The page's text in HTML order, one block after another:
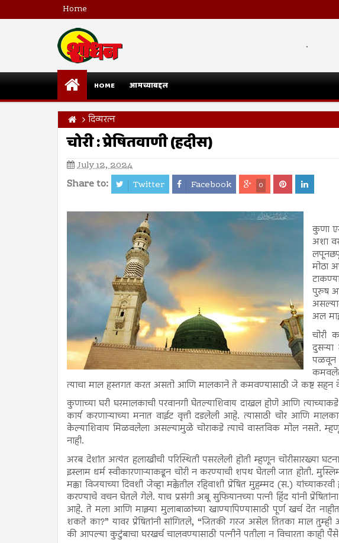
Home
.
HOME आमच्याबद्दल
दिव्यरत्न
चोरी : प्रेषितवाणी (हदीस)
July 12, 2024
Share to: Twitter Facebook 0
कुणा
अशा
मोठा
पुरुष
अल
चोरी
पळवून
त्याचा माल हस्तगत करत असतो आणि मालकाने ते कमवण्यासाठी जे कष्ट सहन
कुणाच्या घरी घरमालकाची परवानगी घेतल्याशिवाय दाखल होणे आणि
कार्य करणाऱ्याच्या मनात वाईट वृत्ती दडलेली आहे. त्यासाठी चोर आणि
केल्याशिवाय मिळवलेला असल्यामुळे चोराकडे त्याचे वास्तविक माेल नसते. म्हणून
नाही.
अरब देशांत अत्यंत हलाखीची परिस्थिती पसरलेली होती म्हणून चोरीसारख्या
इस्लाम धर्म स्वीकारणाऱ्याकडून चोरी न करण्याची शपथ घेतली जात होती.
मक्का विजयाच्या दिवशी जेव्हा मक्केतील रहिवाशी प्रेषित मुहम्मद (स.)
करण्याचे वचन घेतले गेले. याच प्रसंगी अबू सुफियानच्या पत्नी हिंद यांनी
आहे. ते मला आणि माझ्या मुलाबाळांच्या खाण्यापिण्यासाठी पूर्ण खर्च देत
शकते का?” यावर प्रेषितांनी सांगितले, “जितकी गरज असेल तितका माल
की आपल्या कुटुंबाचा घरखर्च चालवण्यासाठी पत्नीने पतीला न विचारता काही